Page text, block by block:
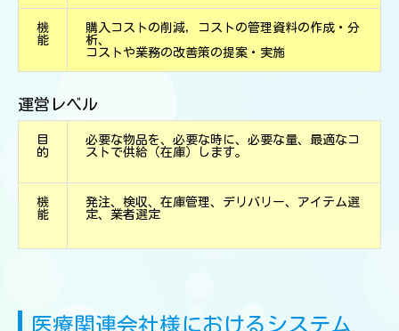
機
能
購入コストの削減，コストの管理資料の作成・分
析、
コストや業務の改善策の提案・実施
運営レベル
目
的
必要な物品を、必要な時に、必要な量、最適なコ
ストで供給（在庫）します。
機
能
発注、検収、在庫管理、デリバリー、アイテム選
定、業者選定
医療関連会社様におけるシステム